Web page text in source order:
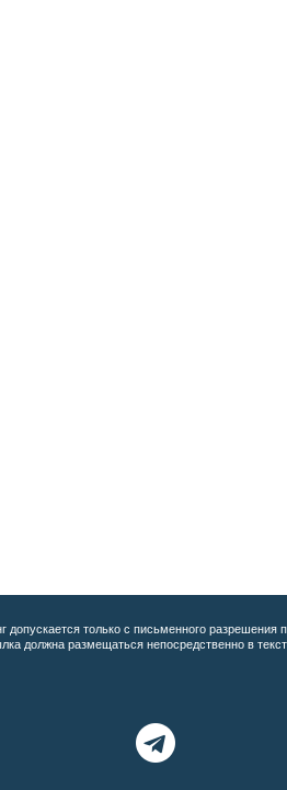
допускается только с письменного разрешения
должна размещаться непосредственно в